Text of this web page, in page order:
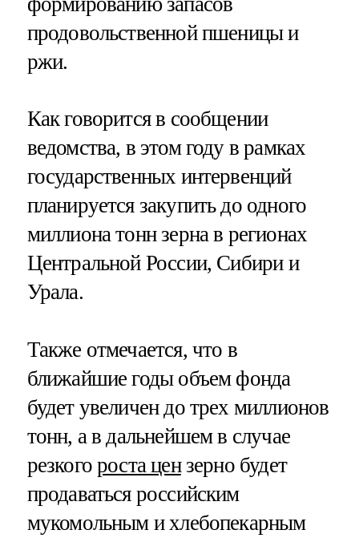
продовольственной пшеницы и
ржи.
Как говорится в сообщении
ведомства, в этом году в рамках
государственных интервенций
планируется закупить до одного
миллиона тонн зерна в регионах
Центральной России, Сибири и
Урала.
Также отмечается, что в
ближайшие годы объем фонда
будет увеличен до трех миллионов
тонн, а в дальнейшем в случае
резкогороста цензерно будет
продаваться российским
мукомольным и хлебопекарным